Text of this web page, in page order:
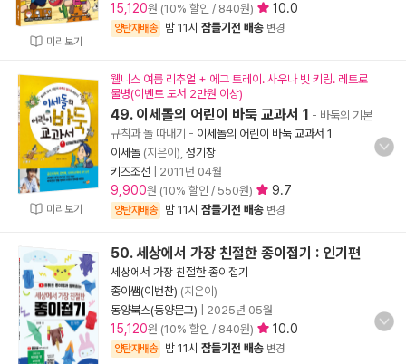
미리보기
15,120원 (10% 할인 / 840원) 10.0
양탄자배송 밤 11시 잠들기전 배송 변경
미리보기
웰니스 여름 리추얼 + 에그 트레이. 사우나 빗 키링. 레트로
물병(이벤트 도서 2만원 이상)
49. 이세돌의 어린이 바둑 교과서 1 - 바둑의 기본
규칙과 돌 따내기 - 이세돌의 어린이 바둑 교과서 1
이세돌 (지은이), 성기창
키즈조선
2011년 04월
9,900원 (10% 할인 / 550원) 9.7
양탄자배송 밤 11시 잠들기전 배송 변경
50. 세상에서 가장 친절한 종이접기 : 인기편 -
세상에서 가장 친절한 종이접기
종이쌤(이번찬) (지은이)
동양북스(동양문고)
2025년 05월
15,120원 (10% 할인 / 840원) 10.0
양탄자배송 밤 11시 잠들기전 배송 변경